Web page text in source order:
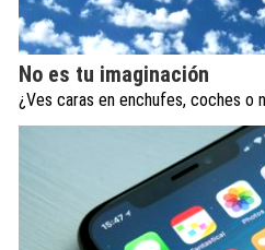
No es tu imaginación
¿Ves caras en enchufes, coches o